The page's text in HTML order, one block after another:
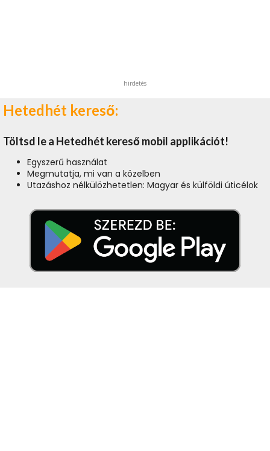
hirdetés
Hetedhét kereső:
Töltsd le a Hetedhét kereső mobil applikációt!
Egyszerű használat
Megmutatja, mi van a közelben
Utazáshoz nélkülözhetetlen: Magyar és külföldi úticélok